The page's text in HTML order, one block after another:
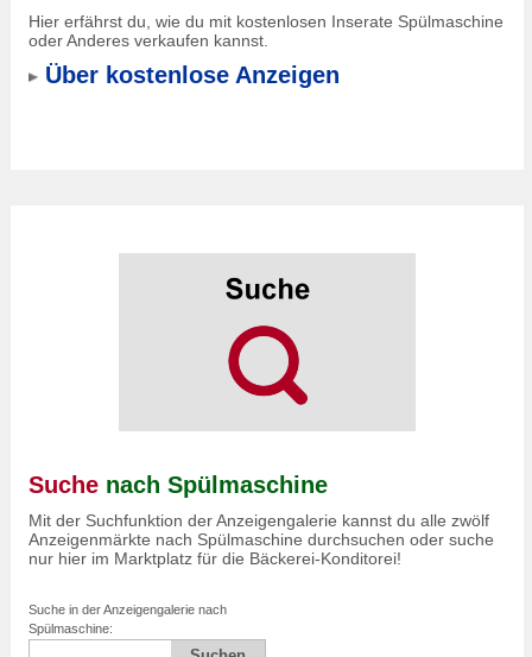
Hier erfährst du, wie du mit kostenlosen Inserate Spülmaschine
oder Anderes verkaufen kannst.
Über kostenlose Anzeigen
Suche nach Spülmaschine
Mit der Suchfunktion der Anzeigengalerie kannst du alle zwölf
Anzeigenmärkte nach Spülmaschine durchsuchen oder suche
nur hier im Marktplatz für die Bäckerei-Konditorei!
Suche in der Anzeigengalerie nach
Spülmaschine: